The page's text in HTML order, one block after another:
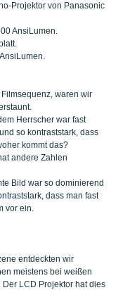
Projektor von Panasonic
AnsiLumen.
waren wir
Herrscher war fast
so kontraststark, dass
kommt das?
andere Zahlen
Bild war so dominierend
dass man fast
vor ein.
entdeckten wir
meistens bei weißen
LCD Projektor hat dies